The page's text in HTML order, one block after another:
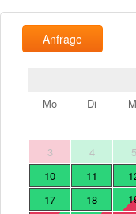
Anfrage
Mo
Di
3
4 5
10
11
17
18